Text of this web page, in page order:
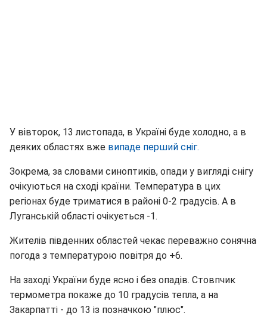
У вівторок, 13 листопада, в Україні буде холодно, а в
деяких областях вже випаде перший сніг.
Зокрема, за словами синоптиків, опади у вигляді снігу
очікуються на сході країни. Температура в цих
регіонах буде триматися в районі 0-2 градусів. А в
Луганській області очікується -1.
Жителів південних областей чекає переважно сонячна
погода з температурою повітря до +6.
На заході України буде ясно і без опадів. Стовпчик
термометра покаже до 10 градусів тепла, а на
Закарпатті - до 13 із позначкою "плюс".